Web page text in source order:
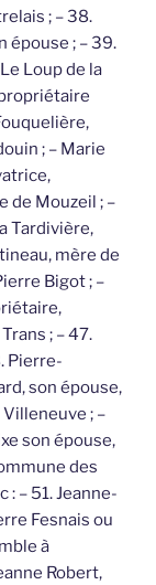
; – 38.
épouse ; – 39.
Loup de la
; – Marie
de Mouzeil ; –
Tardivière,
mère de
Bigot ; –
; – 47.
Pierre-
son épouse,
; –
son épouse,
des
– 51. Jeanne-
Fesnais ou
à
Robert,